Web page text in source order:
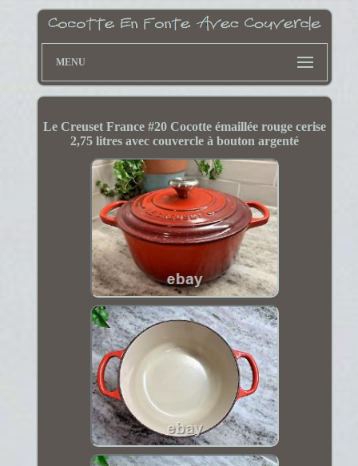
MENU
Le Creuset France #20 Cocotte émaillée rouge cerise
2,75 litres avec couvercle à bouton argenté